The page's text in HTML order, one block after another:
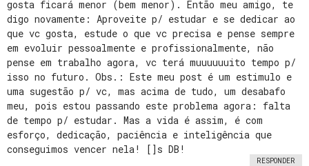
gosta ficará menor (bem menor). Então meu amigo, te
digo novamente: Aproveite p/ estudar e se dedicar ao
que vc gosta, estude o que vc precisa e pense sempre
em evoluir pessoalmente e profissionalmente, não
pense em trabalho agora, vc terá muuuuuuito tempo p/
isso no futuro. Obs.: Este meu post é um estimulo e
uma sugestão p/ vc, mas acima de tudo, um desabafo
meu, pois estou passando este problema agora: falta
de tempo p/ estudar. Mas a vida é assim, é com
esforço, dedicação, paciência e inteligência que
conseguimos vencer nela! []s DB!
RESPONDER